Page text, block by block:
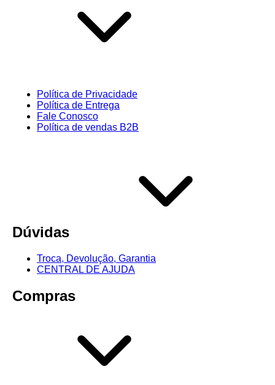
Política de Privacidade
Política de Entrega
Fale Conosco
Política de vendas B2B
Dúvidas
Troca, Devolução, Garantia
CENTRAL DE AJUDA
Compras